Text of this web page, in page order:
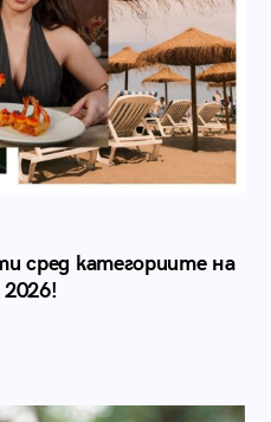
сред категориите на
2026!